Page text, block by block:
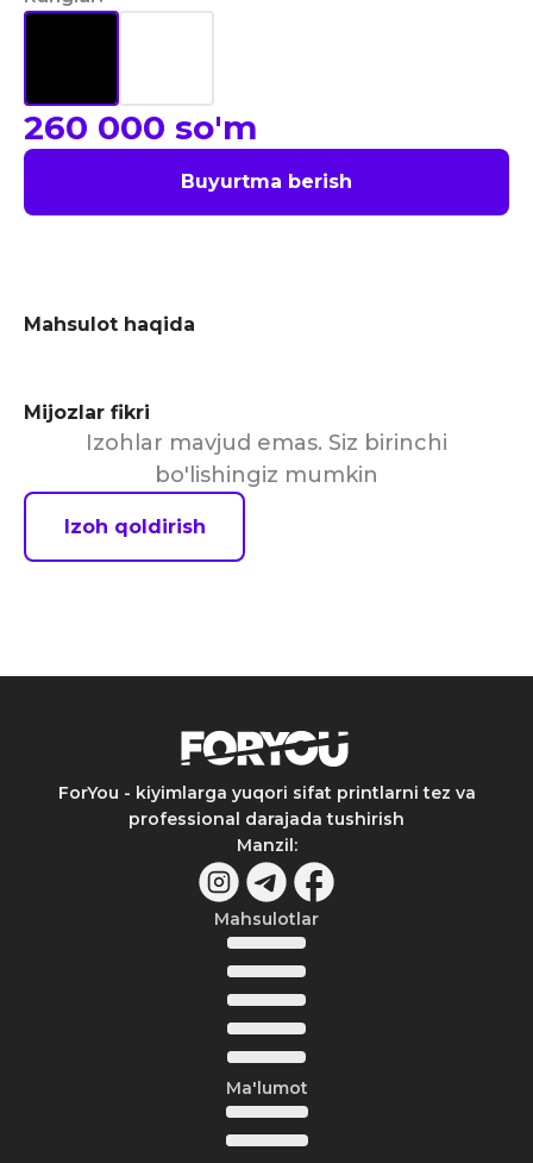
260 000 so'm
Buyurtma berish
Mahsulot haqida
Mijozlar fikri
Izohlar mavjud emas. Siz birinchi
bo'lishingiz mumkin
Izoh qoldirish
ForYou - kiyimlarga yuqori sifat printlarni tez va
professional darajada tushirish
Manzil:
Mahsulotlar
Ma'lumot